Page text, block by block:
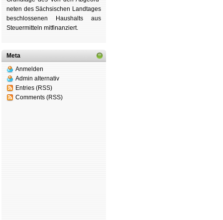
ne­ten des Säch­si­schen Land­tages
be­schlos­se­nen Haus­halts aus
Steu­er­mitteln mit­fi­nan­ziert.
Meta
Anmelden
Admin alternativ
Entries (RSS)
Comments (RSS)